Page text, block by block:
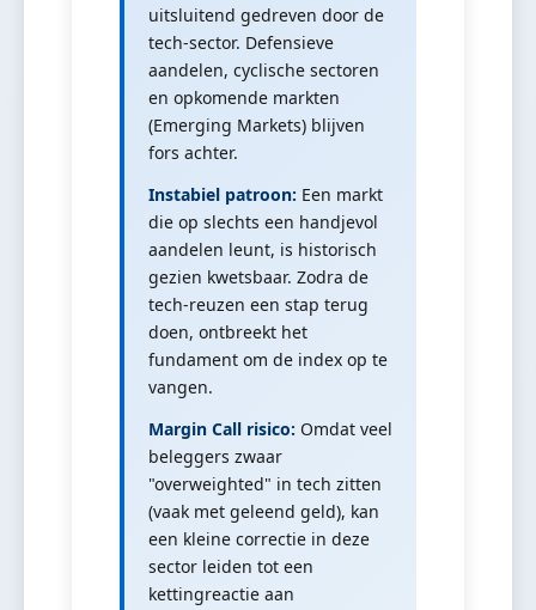
uitsluitend gedreven door de
tech-sector. Defensieve
aandelen, cyclische sectoren
en opkomende markten
(Emerging Markets) blijven
fors achter.
Instabiel patroon: Een markt
die op slechts een handjevol
aandelen leunt, is historisch
gezien kwetsbaar. Zodra de
tech-reuzen een stap terug
doen, ontbreekt het
fundament om de index op te
vangen.
Margin Call risico: Omdat veel
beleggers zwaar
"overweighted" in tech zitten
(vaak met geleend geld), kan
een kleine correctie in deze
sector leiden tot een
kettingreactie aan